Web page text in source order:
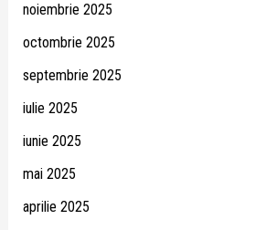
noiembrie 2025
octombrie 2025
septembrie 2025
iulie 2025
iunie 2025
mai 2025
aprilie 2025